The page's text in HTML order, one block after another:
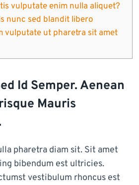
vulputate enim nulla aliquet?
nunc sed blandit libero
vulputate ut pharetra sit amet
Id Semper. Aenean
Mauris
pharetra diam sit. Sit amet
bibendum est ultricies.
vestibulum rhoncus est